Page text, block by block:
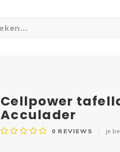
Cellpower
Acculader
0 REVIEWS Je